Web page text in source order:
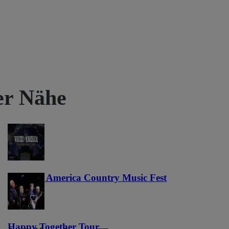
Nähe
Voices of America Country Music Fest
36
Happy Together Tour